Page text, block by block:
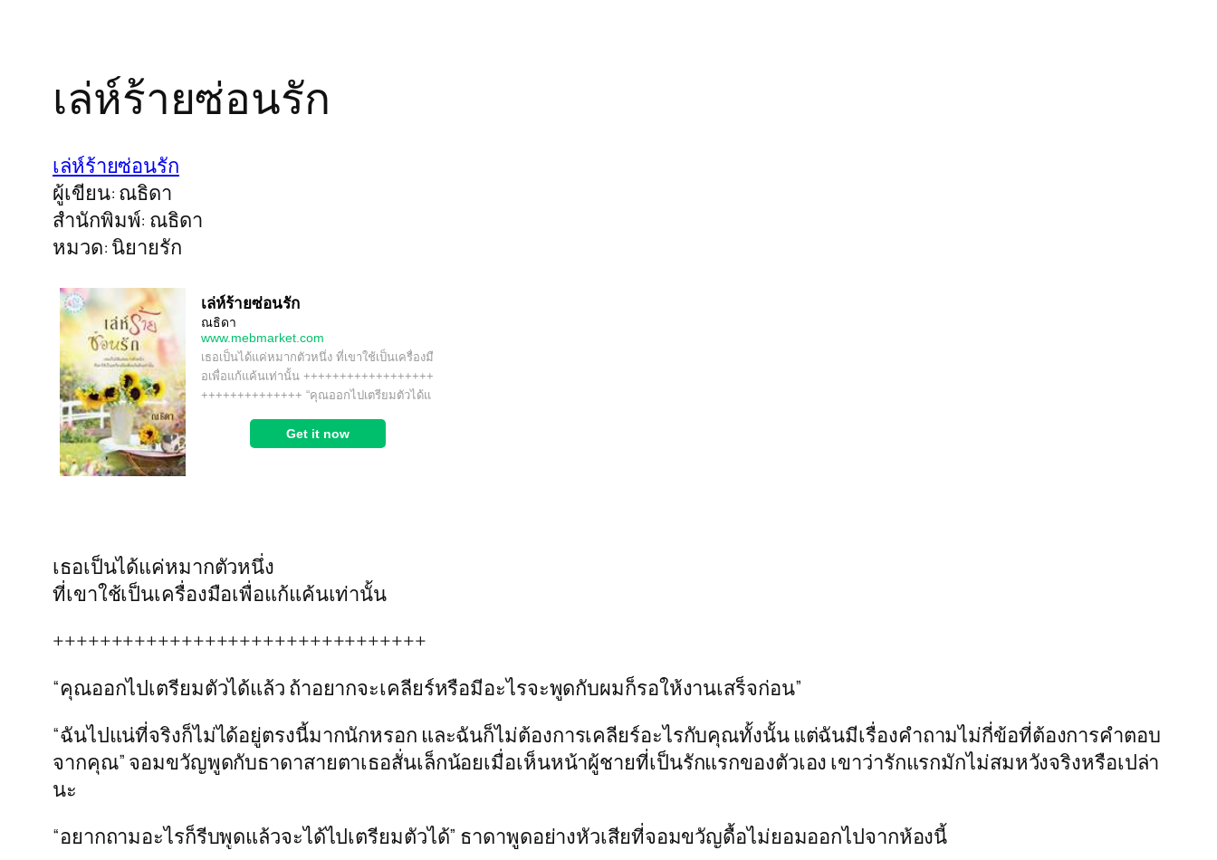
เล่ห์ร้ายซ่อนรัก
เล่ห์ร้ายซ่อนรัก
ผู้เขียน: ณธิดา
สำนักพิมพ์: ณธิดา
หมวด: นิยายรัก
เธอเป็นได้แค่หมากตัวหนึ่ง
ที่เขาใช้เป็นเครื่องมือเพื่อแก้แค้นเท่านั้น
++++++++++++++++++++++++++++++++
“คุณออกไปเตรียมตัวได้แล้ว ถ้าอยากจะเคลียร์หรือมีอะไรจะพูดกับผมก็รอให้งานเสร็จก่อน”
“ฉันไปแน่ที่จริงก็ไม่ได้อยู่ตรงนี้มากนักหรอก และฉันก็ไม่ต้องการเคลียร์อะไรกับคุณทั้งนั้น แต่ฉันมีเรื่องคำถามไม่กี่ข้อที่ต้องการคำตอบ
จากคุณ” จอมขวัญพูดกับธาดาสายตาเธอสั่นเล็กน้อยเมื่อเห็นหน้าผู้ชายที่เป็นรักแรกของตัวเอง เขาว่ารักแรกมักไม่สมหวังจริงหรือเปล่า
นะ
“อยากถามอะไรก็รีบพูดแล้วจะได้ไปเตรียมตัวได้” ธาดาพูดอย่างหัวเสียที่จอมขวัญดื้อไม่ยอมออกไปจากห้องนี้